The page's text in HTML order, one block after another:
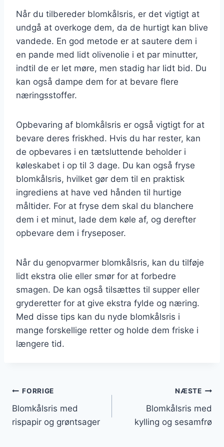
Når du tilbereder blomkålsris, er det vigtigt at
undgå at overkoge dem, da de hurtigt kan blive
vandede. En god metode er at sautere dem i
en pande med lidt olivenolie i et par minutter,
indtil de er let møre, men stadig har lidt bid. Du
kan også dampe dem for at bevare flere
næringsstoffer.
Opbevaring af blomkålsris er også vigtigt for at
bevare deres friskhed. Hvis du har rester, kan
de opbevares i en tætsluttende beholder i
køleskabet i op til 3 dage. Du kan også fryse
blomkålsris, hvilket gør dem til en praktisk
ingrediens at have ved hånden til hurtige
måltider. For at fryse dem skal du blanchere
dem i et minut, lade dem køle af, og derefter
opbevare dem i fryseposer.
Når du genopvarmer blomkålsris, kan du tilføje
lidt ekstra olie eller smør for at forbedre
smagen. De kan også tilsættes til supper eller
gryderetter for at give ekstra fylde og næring.
Med disse tips kan du nyde blomkålsris i
mange forskellige retter og holde dem friske i
længere tid.
Indlægsnavigation
FORRIGE
Blomkålsris med
rispapir og grøntsager
NÆSTE
Blomkålsris med
kylling og sesamfrø